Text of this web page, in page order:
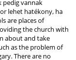
pedig vannak
lehet hatékony, ha
are places of
the church with
about and take
as the problem of
There are no